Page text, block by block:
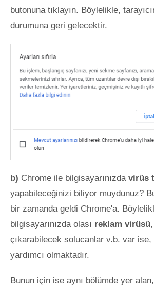
butonuna tıklayın. Böylelikle,
durumuna geri gelecektir.
b) Chrome ile bilgisayarınızda virüs
yapabileceğinizi biliyor muydunuz?
bir zamanda geldi Chrome'a.
bilgisayarınızda olası reklam virüsü
çıkarabilecek solucanlar v.b. var
yardımcı olmaktadır.
Bunun için ise aynı bölümde yer alan,